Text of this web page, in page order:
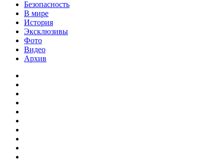
Безопасность
В мире
История
Эксклюзивы
Фото
Видео
Архив